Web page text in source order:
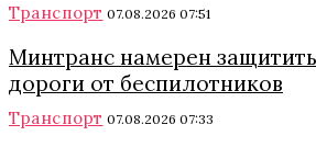
Транспорт 07.08.2026 07:51
Минтранс намерен
дороги от беспилотников
Транспорт 07.08.2026 07:33